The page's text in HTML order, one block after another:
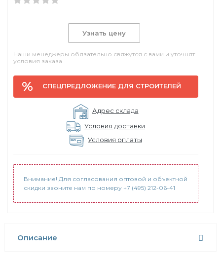
Узнать цену
Наши менеджеры обязательно свяжутся с вами и уточнят
условия заказа
СПЕЦПРЕДЛОЖЕНИЕ ДЛЯ СТРОИТЕЛЕЙ
Адрес склада
Условия доставки
Условия оплаты
Внимание! Для согласования оптовой и объектной
скидки звоните нам по номеру +7 (495) 212-06-41
Описание